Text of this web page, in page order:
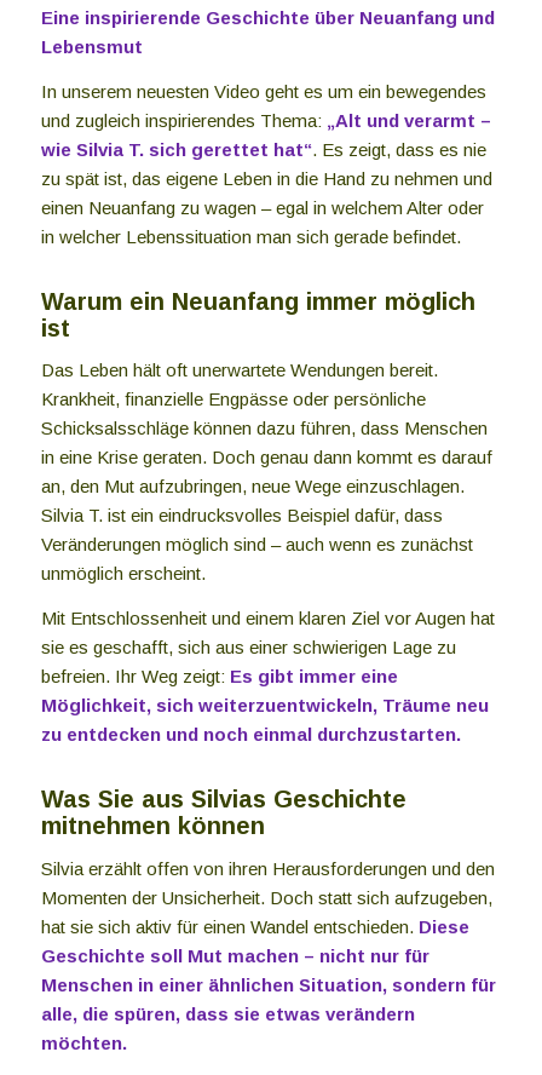
Eine inspirierende Geschichte über Neuanfang und
Lebensmut
In unserem neuesten Video geht es um ein bewegendes
und zugleich inspirierendes Thema: „Alt und verarmt –
wie Silvia T. sich gerettet hat“. Es zeigt, dass es nie
zu spät ist, das eigene Leben in die Hand zu nehmen und
einen Neuanfang zu wagen – egal in welchem Alter oder
in welcher Lebenssituation man sich gerade befindet.
Warum ein Neuanfang immer möglich
ist
Das Leben hält oft unerwartete Wendungen bereit.
Krankheit, finanzielle Engpässe oder persönliche
Schicksalsschläge können dazu führen, dass Menschen
in eine Krise geraten. Doch genau dann kommt es darauf
an, den Mut aufzubringen, neue Wege einzuschlagen.
Silvia T. ist ein eindrucksvolles Beispiel dafür, dass
Veränderungen möglich sind – auch wenn es zunächst
unmöglich erscheint.
Mit Entschlossenheit und einem klaren Ziel vor Augen hat
sie es geschafft, sich aus einer schwierigen Lage zu
befreien. Ihr Weg zeigt: Es gibt immer eine
Möglichkeit, sich weiterzuentwickeln, Träume neu
zu entdecken und noch einmal durchzustarten.
Was Sie aus Silvias Geschichte
mitnehmen können
Silvia erzählt offen von ihren Herausforderungen und den
Momenten der Unsicherheit. Doch statt sich aufzugeben,
hat sie sich aktiv für einen Wandel entschieden. Diese
Geschichte soll Mut machen – nicht nur für
Menschen in einer ähnlichen Situation, sondern für
alle, die spüren, dass sie etwas verändern
möchten.